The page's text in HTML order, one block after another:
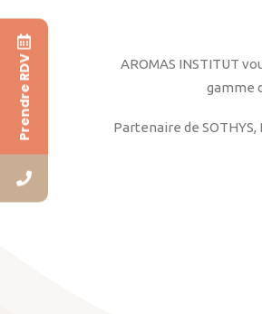
AROMAS INSTITUT
gamme
Partenaire de
Prendre RDV